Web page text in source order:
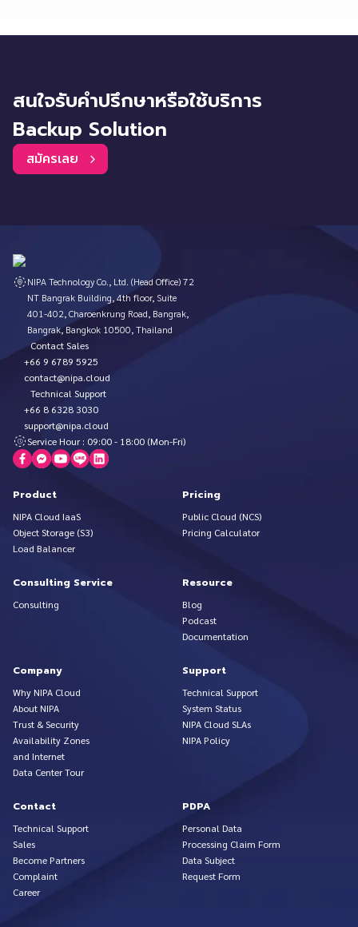
สนใจรับคำปรึกษาหรือใช้บริการ
Backup Solution
สมัครเลย
NIPA Technology Co., Ltd. (Head Office) 72
NT Bangrak Building, 4th floor, Suite
401-402, Charoenkrung Road, Bangrak,
Bangrak, Bangkok 10500, Thailand
Contact Sales
+66 9 6789 5925
contact@nipa.cloud
Technical Support
+66 8 6328 3030
support@nipa.cloud
Service Hour : 09:00 - 18:00 (Mon-Fri)
Product
NIPA Cloud IaaS
Object Storage (S3)
Load Balancer
Pricing
Public Cloud (NCS)
Pricing Calculator
Consulting Service
Consulting
Resource
Blog
Podcast
Documentation
Company
Why NIPA Cloud
About NIPA
Trust & Security
Availability Zones
and Internet
Data Center Tour
Support
Technical Support
System Status
NIPA Cloud SLAs
NIPA Policy
Contact
Technical Support
Sales
Become Partners
Complaint
Career
PDPA
Personal Data
Processing Claim Form
Data Subject
Request Form